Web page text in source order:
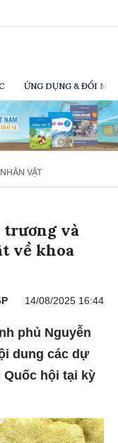
ỨNG DỤNG & ĐỔI
NHÂN VẬT
trương và
về khoa
14/08/2025 16:44
phủ Nguyễn
dung các dự
Quốc hội tại kỳ